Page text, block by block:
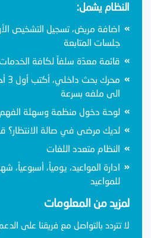
النظام يشمل:
اضافة مريض، تسجيل التشخيص
جلسات المتابعة
قائمة معدّة سلفاً لكافة الخدمات
الى ملفه بسرعة
لوحة دخول منظمة وسهلة الفهم
لديك مرضى في صالة الانتظار؟ قم
النظام متعدد اللغات
ادارة المواعيد، يومياً،
للمواعيد
لمزيد من المعلومات
لا تتردد بالتواصل مع فريقنا على